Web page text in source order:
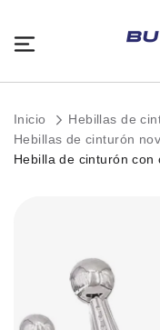
Inicio
Hebillas de
Hebillas de cinturón
Hebilla de cinturón
de